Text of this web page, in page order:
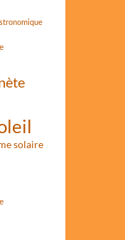
solaire